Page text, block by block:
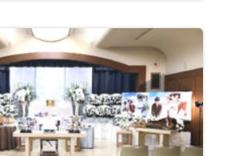
二人で手を繋ぎながらお散歩
す。 子供たちから見てもとて
婦でした。